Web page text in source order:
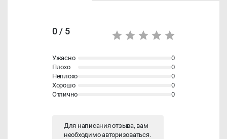
0 / 5
Ужасно
0
Плохо
0
Неплохо
0
Хорошо
0
Отлично
0
Для написания отзыва, вам
необходимоавторизоваться.